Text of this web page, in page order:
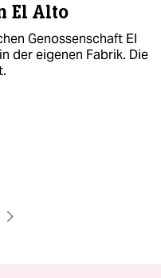
El Alto
Genossenschaft El
der eigenen Fabrik. Die